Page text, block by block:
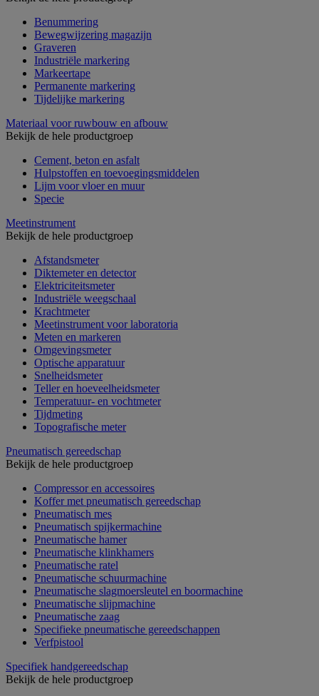
Benummering
Bewegwijzering magazijn
Graveren
Industriële markering
Markeertape
Permanente markering
Tijdelijke markering
Materiaal voor ruwbouw en afbouw
Bekijk de hele productgroep
Cement, beton en asfalt
Hulpstoffen en toevoegingsmiddelen
Lijm voor vloer en muur
Specie
Meetinstrument
Bekijk de hele productgroep
Afstandsmeter
Diktemeter en detector
Elektriciteitsmeter
Industriële weegschaal
Krachtmeter
Meetinstrument voor laboratoria
Meten en markeren
Omgevingsmeter
Optische apparatuur
Snelheidsmeter
Teller en hoeveelheidsmeter
Temperatuur- en vochtmeter
Tijdmeting
Topografische meter
Pneumatisch gereedschap
Bekijk de hele productgroep
Compressor en accessoires
Koffer met pneumatisch gereedschap
Pneumatisch mes
Pneumatisch spijkermachine
Pneumatische hamer
Pneumatische klinkhamers
Pneumatische ratel
Pneumatische schuurmachine
Pneumatische slagmoersleutel en boormachine
Pneumatische slijpmachine
Pneumatische zaag
Specifieke pneumatische gereedschappen
Verfpistool
Specifiek handgereedschap
Bekijk de hele productgroep